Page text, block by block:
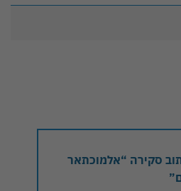
סקירה “אלמוכתאר